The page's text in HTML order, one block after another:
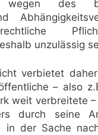
des
unzulässig
verbietet
– also
weit verbreitete
durch seine
der Sache